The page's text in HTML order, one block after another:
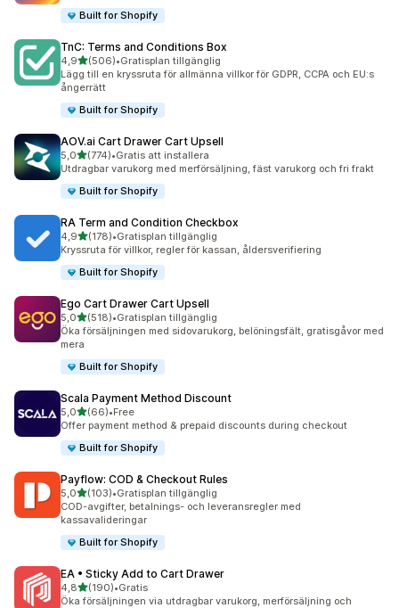
Built for Shopify
TnC: Terms and Conditions Box
4,9av 5 stjärnor
(506)
506 recensioner totalt
•Gratisplan tillgänglig
Lägg till en kryssruta för allmänna villkor för GDPR, CCPA och EU:s
ångerrätt
Built for Shopify
AOV.ai Cart Drawer Cart Upsell
5,0av 5 stjärnor
(774)
774 recensioner totalt
•Gratis att installera
Utdragbar varukorg med merförsäljning, fäst varukorg och fri frakt
Built for Shopify
RA Term and Condition Checkbox
4,9av 5 stjärnor
(178)
178 recensioner totalt
•Gratisplan tillgänglig
Kryssruta för villkor, regler för kassan, åldersverifiering
Built for Shopify
Ego Cart Drawer Cart Upsell
5,0av 5 stjärnor
(518)
518 recensioner totalt
•Gratisplan tillgänglig
Öka försäljningen med sidovarukorg, belöningsfält, gratisgåvor med
mera
Built for Shopify
Scala Payment Method Discount
5,0av 5 stjärnor
(66)
66 recensioner totalt
•Free
Offer payment method & prepaid discounts during checkout
Built for Shopify
Payflow: COD & Checkout Rules
5,0av 5 stjärnor
(103)
103 recensioner totalt
•Gratisplan tillgänglig
COD-avgifter, betalnings- och leveransregler med
kassavalideringar
Built for Shopify
EA • Sticky Add to Cart Drawer
4,8av 5 stjärnor
(190)
190 recensioner totalt
•Gratis
Öka försäljningen via utdragbar varukorg, merförsäljning och